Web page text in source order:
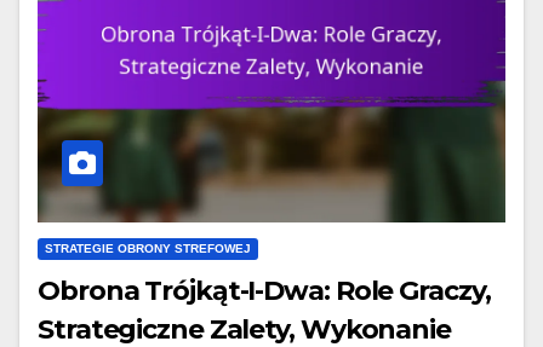
STRATEGIE OBRONY STREFOWEJ
Obrona Trójkąt-I-Dwa: Role Graczy,
Strategiczne Zalety, Wykonanie